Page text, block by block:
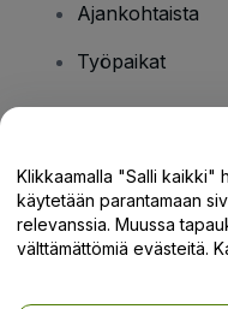
Ajankohtaista
Työpaikat
Tukikeskus /
Klikkaamalla "Salli kaikki"
käytetään parantamaan
relevanssia. Muussa
välttämättömiä evästeitä.